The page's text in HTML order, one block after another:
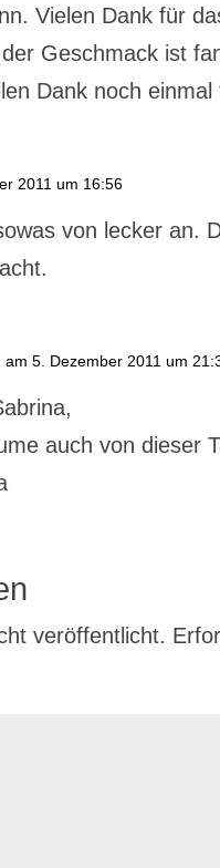
Vielen Dank für
Geschmack ist
Dank noch einmal
2011 um 16:56
von lecker an.
am 5. Dezember 2011 um
auch von dieser
veröffentlicht.